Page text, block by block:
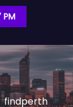
PM
findperth